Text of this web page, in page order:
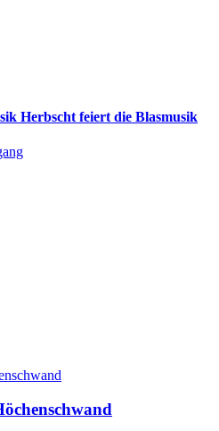
Herbscht feiert die Blasmusik